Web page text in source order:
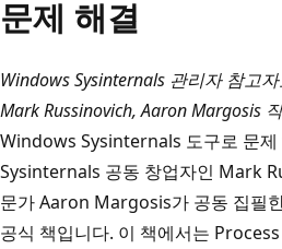
문제 해결
Windows Sysinternals 관리자 참고
Mark Russinovich, Aaron Margosis
Windows Sysinternals 도구로 문제
Sysinternals 공동 창업자인 Mark
문가 Aaron Margosis가 공동 집필
공식 책입니다. 이 책에서는